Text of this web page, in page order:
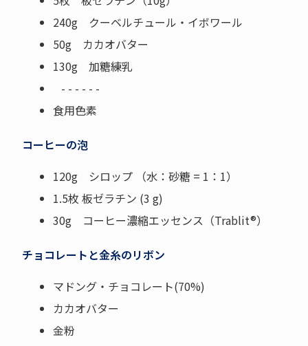
240g クーベルチュール・イボワール
50g カカオバター
130g 加糖練乳
- - - - - -
食用色素
コーヒーの泡
120g シロップ （水：砂糖 = 1：1）
1.5枚 板ゼラチン (3 g)
30g コーヒー濃縮エッセンス（Trablit®）
チョコレートと金糸のリボン
マドング・チョコレート(70%)
カカオバター
金粉